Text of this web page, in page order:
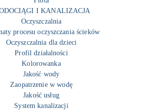
I KANALIZACJA
Oczyszczalnia
procesu oczyszczania ścieków
Oczyszczalnia dla dzieci
Profil działalności
Kolorowanka
Jakość wody
Zaopatrzenie w wodę
Jakość usług
System kanalizacji